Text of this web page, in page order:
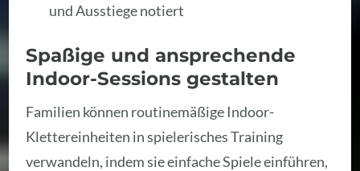
und Ausstiege notiert
Spaßige und ansprechende
Indoor-Sessions gestalten
Familien können routinemäßige Indoor-
Klettereinheiten in spielerisches Training
verwandeln, indem sie einfache Spiele einführen,